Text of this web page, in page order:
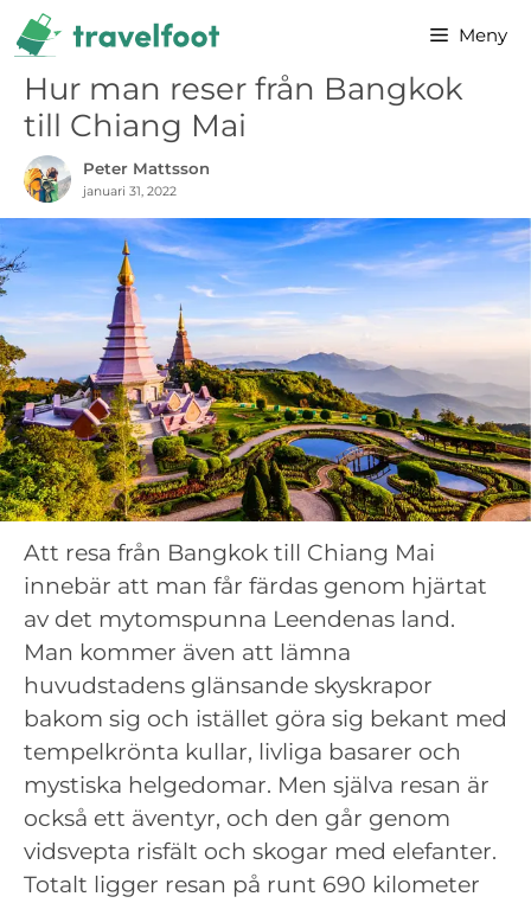
Hoppa
till
innehåll
Meny
Hur man reser från Bangkok
till Chiang Mai
Peter Mattsson
januari 31, 2022
Att resa från Bangkok till Chiang Mai
innebär att man får färdas genom hjärtat
av det mytomspunna Leendenas land.
Man kommer även att lämna
huvudstadens glänsande skyskrapor
bakom sig och istället göra sig bekant med
tempelkrönta kullar, livliga basarer och
mystiska helgedomar. Men själva resan är
också ett äventyr, och den går genom
vidsvepta risfält och skogar med elefanter.
Totalt ligger resan på runt 690 kilometer